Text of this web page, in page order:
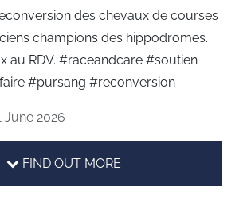
des chevaux de courses
champions des hippodromes.
au RDV. #raceandcare #soutien
#pursang #reconversion
June 2026
FIND OUT MORE